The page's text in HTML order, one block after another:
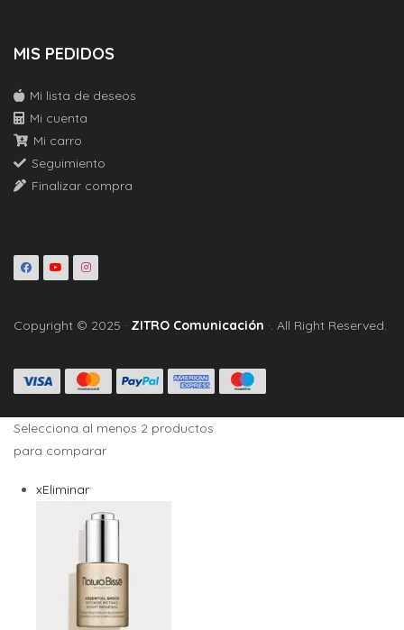
MIS PEDIDOS
Mi lista de deseos
Mi cuenta
Mi carro
Seguimiento
Finalizar compra
Copyright © 2025 · ZITRO Comunicación ·. All Right Reserved.
Selecciona al menos 2 productos
para comparar
xEliminar